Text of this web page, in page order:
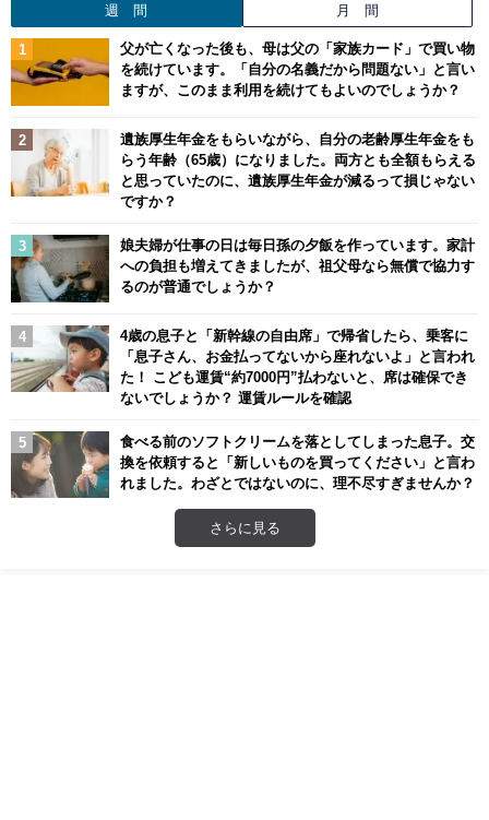
週 間 月 間
父が亡くなった後も、母は父の「家族カード」で買い物
を続けています。「自分の名義だから問題ない」と言い
ますが、このまま利用を続けてもよいのでしょうか？
遺族厚生年金をもらいながら、自分の老齢厚生年金をも
らう年齢（65歳）になりました。両方とも全額もらえる
と思っていたのに、遺族厚生年金が減るって損じゃない
ですか？
娘夫婦が仕事の日は毎日孫の夕飯を作っています。家計
への負担も増えてきましたが、祖父母なら無償で協力す
るのが普通でしょうか？
4歳の息子と「新幹線の自由席」で帰省したら、乗客に
「息子さん、お金払ってないから座れないよ」と言われ
た！ こども運賃“約7000円”払わないと、席は確保でき
ないでしょうか？ 運賃ルールを確認
食べる前のソフトクリームを落としてしまった息子。交
換を依頼すると「新しいものを買ってください」と言わ
れました。わざとではないのに、理不尽すぎませんか？
さらに見る